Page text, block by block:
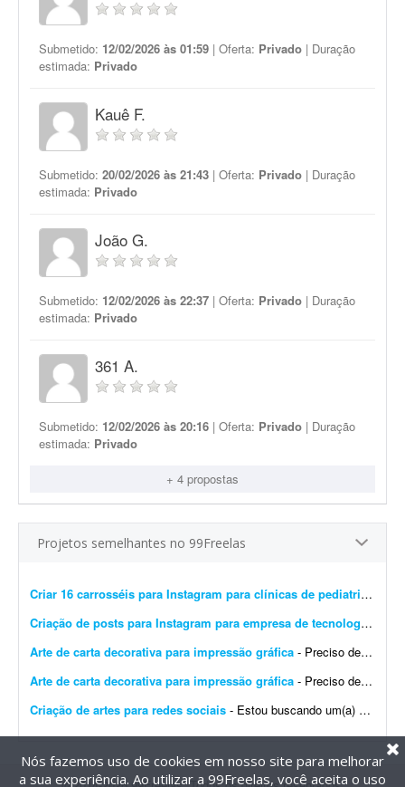
Submetido: 12/02/2026 às 01:59 | Oferta: Privado | Duração
estimada: Privado
Kauê F.
Submetido: 20/02/2026 às 21:43 | Oferta: Privado | Duração
estimada: Privado
João G.
Submetido: 12/02/2026 às 22:37 | Oferta: Privado | Duração
estimada: Privado
361 A.
Submetido: 12/02/2026 às 20:16 | Oferta: Privado | Duração
estimada: Privado
+ 4 propostas
Projetos semelhantes no 99Freelas
Criar 16 carrosséis para Instagram para clínicas de pediatria
-
Criação de posts para Instagram para empresa de tecnologia-
Arte de carta decorativa para impressão gráfica - Preciso de um design para imprimir uma carta decorativa na gráfica. A arte deve ser editável em PDF, conforme exigido pela gráfica. Quero unir dois elementos: o lobo ficar&aac...
Arte de carta decorativa para impressão gráfica - Preciso de um design para imprimir uma carta decorativa na gráfica. A arte deve ser editável em PDF, conforme exigido pela gráfica. Quero unir dois elementos: o lobo no cart&a...
Criação de artes para redes sociais - Estou buscando um(a) designer para uma parceria de longo prazo na criação de artes para redes sociais. A demanda inicial será de: * 8 artes para o feed por mês; * Stori...
Nós fazemos uso de cookies em nosso site para melhorar
a sua experiência. Ao utilizar a 99Freelas, você aceita o uso